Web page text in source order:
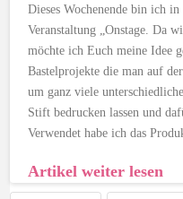
Dieses Wochenende bin ich
Veranstaltung „Onstage. Da
möchte ich Euch meine Idee
Bastelprojekte die man auf
um ganz viele
Stift bedrucken lassen und
Verwendet habe ich das
Artikel weiter lesen